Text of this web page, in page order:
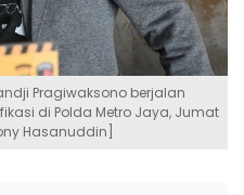
Pragiwaksono berjalan
di Polda Metro Jaya, Jumat
Hasanuddin]